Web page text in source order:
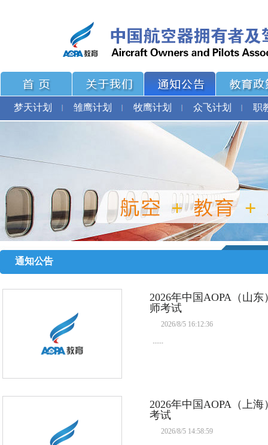
梦天计划 雏鹰计划 牧鹰计划 众飞计划 职
通知公告
2026年中国AOPA（山
师考试
2026/8/5 16:12:36
......
2026年中国AOPA（上
考试
2026/8/5 14:58:59